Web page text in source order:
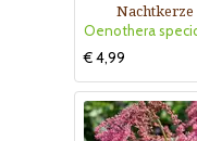
Nachtkerze
€ 4,99